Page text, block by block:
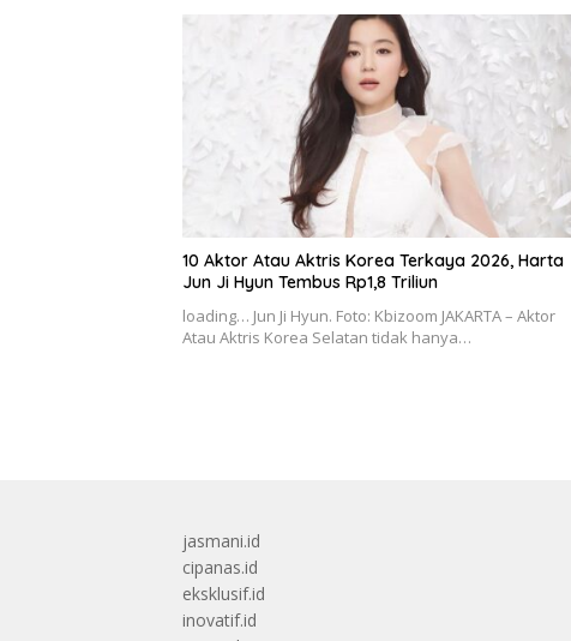
10 Aktor Atau Aktris Korea Terkaya 2026, Harta
Jun Ji Hyun Tembus Rp1,8 Triliun
loading… Jun Ji Hyun. Foto: Kbizoom JAKARTA – Aktor
Atau Aktris Korea Selatan tidak hanya…
jasmani.id
cipanas.id
eksklusif.id
inovatif.id